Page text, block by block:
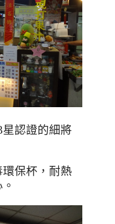
認證的細將
保杯，耐熱